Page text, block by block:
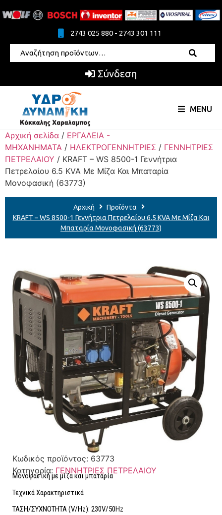
2743 025 880 - 2743 301 111
Σύνδεση
MENU
Αρχική σελίδα / ΕΡΓΑΛΕΙΑ -
ΜΗΧΑΝΗΜΑΤΑ / ΗΛΕΚΤΡΟΓΕΝΝΗΤΡΙΕΣ / ΓΕΝΝΗΤΡΙΕΣ
ΠΕΤΡΕΛΑΙΟΥ / KRAFT – WS 8500-1 Γεννήτρια
Πετρελαίου 6.5 KVA Με Μίζα Και Μπαταρία
Μονοφασική (63773)
Αρχική
Προϊόντα
KRAFT – WS 8500-1 Γεννήτρια Πετρελαίου 6.5 KVA Με Μίζα Και
Μπαταρία Μονοφασική (63773)
Κωδικός προϊόντος: 63773
Κατηγορία: ΓΕΝΝΗΤΡΙΕΣ ΠΕΤΡΕΛΑΙΟΥ
Μονοφασική με μίζα και μπαταρία
Τεχνικά Χαρακτηριστικά
ΤΑΣΗ/ΣΥΧΝΟΤΗΤΑ (V/Hz): 230V/50Hz